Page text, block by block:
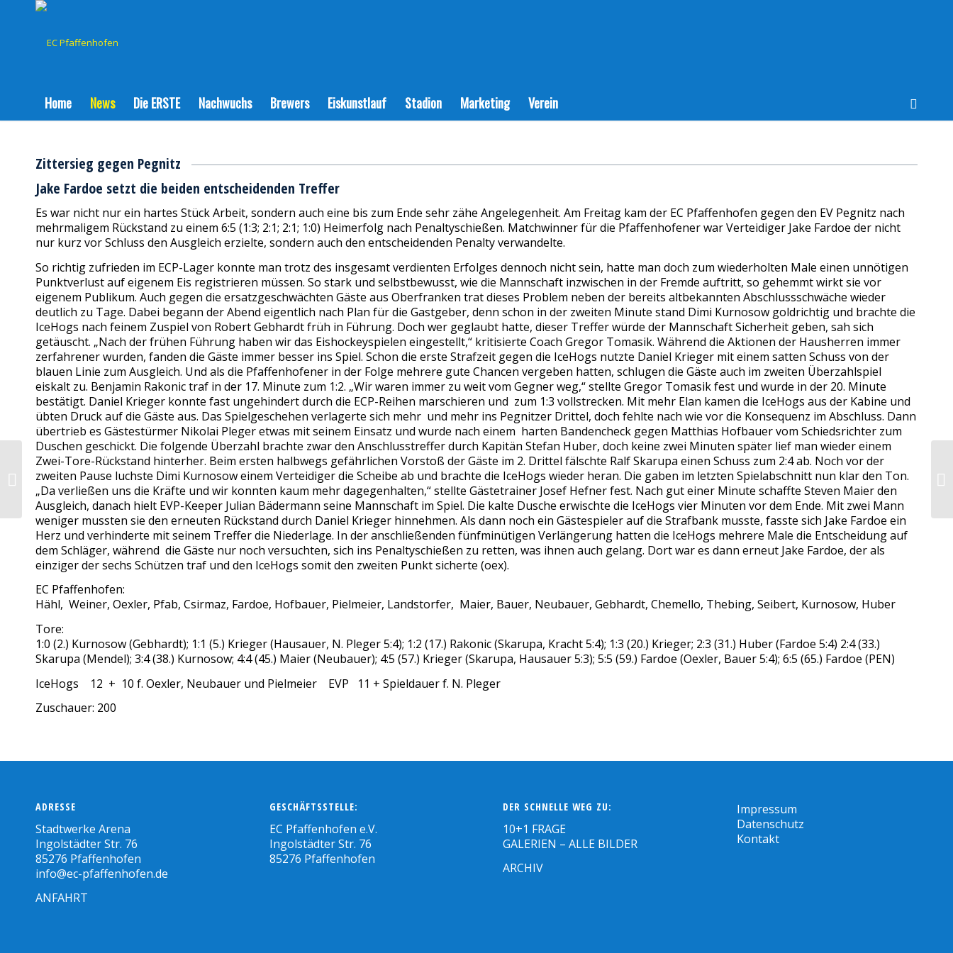
Home News Die ERSTE Nachwuchs Brewers Eiskunstlauf Stadion Marketing Verein
Zittersieg gegen Pegnitz
Jake Fardoe setzt die beiden entscheidenden Treffer
Es war nicht nur ein hartes Stück Arbeit, sondern auch eine bis zum Ende sehr zähe Angelegenheit. Am Freitag kam der EC Pfaffenhofen gegen den EV Pegnitz nach
mehrmaligem Rückstand zu einem 6:5 (1:3; 2:1; 2:1; 1:0) Heimerfolg nach Penaltyschießen. Matchwinner für die Pfaffenhofener war Verteidiger Jake Fardoe der nicht
nur kurz vor Schluss den Ausgleich erzielte, sondern auch den entscheidenden Penalty verwandelte.
So richtig zufrieden im ECP-Lager konnte man trotz des insgesamt verdienten Erfolges dennoch nicht sein, hatte man doch zum wiederholten Male einen unnötigen
Punktverlust auf eigenem Eis registrieren müssen. So stark und selbstbewusst, wie die Mannschaft inzwischen in der Fremde auftritt, so gehemmt wirkt sie vor
eigenem Publikum. Auch gegen die ersatzgeschwächten Gäste aus Oberfranken trat dieses Problem neben der bereits altbekannten Abschlussschwäche wieder
deutlich zu Tage. Dabei begann der Abend eigentlich nach Plan für die Gastgeber, denn schon in der zweiten Minute stand Dimi Kurnosow goldrichtig und brachte die
IceHogs nach feinem Zuspiel von Robert Gebhardt früh in Führung. Doch wer geglaubt hatte, dieser Treffer würde der Mannschaft Sicherheit geben, sah sich
getäuscht. „Nach der frühen Führung haben wir das Eishockeyspielen eingestellt,“ kritisierte Coach Gregor Tomasik. Während die Aktionen der Hausherren immer
zerfahrener wurden, fanden die Gäste immer besser ins Spiel. Schon die erste Strafzeit gegen die IceHogs nutzte Daniel Krieger mit einem satten Schuss von der
blauen Linie zum Ausgleich. Und als die Pfaffenhofener in der Folge mehrere gute Chancen vergeben hatten, schlugen die Gäste auch im zweiten Überzahlspiel
eiskalt zu. Benjamin Rakonic traf in der 17. Minute zum 1:2. „Wir waren immer zu weit vom Gegner weg,“ stellte Gregor Tomasik fest und wurde in der 20. Minute
bestätigt. Daniel Krieger konnte fast ungehindert durch die ECP-Reihen marschieren und zum 1:3 vollstrecken. Mit mehr Elan kamen die IceHogs aus der Kabine und
übten Druck auf die Gäste aus. Das Spielgeschehen verlagerte sich mehr und mehr ins Pegnitzer Drittel, doch fehlte nach wie vor die Konsequenz im Abschluss. Dann
übertrieb es Gästestürmer Nikolai Pleger etwas mit seinem Einsatz und wurde nach einem harten Bandencheck gegen Matthias Hofbauer vom Schiedsrichter zum
Duschen geschickt. Die folgende Überzahl brachte zwar den Anschlusstreffer durch Kapitän Stefan Huber, doch keine zwei Minuten später lief man wieder einem
Zwei-Tore-Rückstand hinterher. Beim ersten halbwegs gefährlichen Vorstoß der Gäste im 2. Drittel fälschte Ralf Skarupa einen Schuss zum 2:4 ab. Noch vor der
zweiten Pause luchste Dimi Kurnosow einem Verteidiger die Scheibe ab und brachte die IceHogs wieder heran. Die gaben im letzten Spielabschnitt nun klar den Ton.
„Da verließen uns die Kräfte und wir konnten kaum mehr dagegenhalten,“ stellte Gästetrainer Josef Hefner fest. Nach gut einer Minute schaffte Steven Maier den
Ausgleich, danach hielt EVP-Keeper Julian Bädermann seine Mannschaft im Spiel. Die kalte Dusche erwischte die IceHogs vier Minuten vor dem Ende. Mit zwei Mann
weniger mussten sie den erneuten Rückstand durch Daniel Krieger hinnehmen. Als dann noch ein Gästespieler auf die Strafbank musste, fasste sich Jake Fardoe ein
Herz und verhinderte mit seinem Treffer die Niederlage. In der anschließenden fünfminütigen Verlängerung hatten die IceHogs mehrere Male die Entscheidung auf
dem Schläger, während die Gäste nur noch versuchten, sich ins Penaltyschießen zu retten, was ihnen auch gelang. Dort war es dann erneut Jake Fardoe, der als
einziger der sechs Schützen traf und den IceHogs somit den zweiten Punkt sicherte (oex).
EC Pfaffenhofen:
Hähl, Weiner, Oexler, Pfab, Csirmaz, Fardoe, Hofbauer, Pielmeier, Landstorfer, Maier, Bauer, Neubauer, Gebhardt, Chemello, Thebing, Seibert, Kurnosow, Huber
Tore:
1:0 (2.) Kurnosow (Gebhardt); 1:1 (5.) Krieger (Hausauer, N. Pleger 5:4); 1:2 (17.) Rakonic (Skarupa, Kracht 5:4); 1:3 (20.) Krieger; 2:3 (31.) Huber (Fardoe 5:4) 2:4 (33.)
Skarupa (Mendel); 3:4 (38.) Kurnosow; 4:4 (45.) Maier (Neubauer); 4:5 (57.) Krieger (Skarupa, Hausauer 5:3); 5:5 (59.) Fardoe (Oexler, Bauer 5:4); 6:5 (65.) Fardoe (PEN)
IceHogs 12 + 10 f. Oexler, Neubauer und Pielmeier EVP 11 + Spieldauer f. N. Pleger
Zuschauer: 200
ADRESSE
Stadtwerke Arena
Ingolstädter Str. 76
85276 Pfaffenhofen
info@ec-pfaffenhofen.de
ANFAHRT
GESCHÄFTSSTELLE:
EC Pfaffenhofen e.V.
Ingolstädter Str. 76
85276 Pfaffenhofen
DER SCHNELLE WEG ZU:
10+1 FRAGE
GALERIEN – ALLE BILDER
ARCHIV
Impressum
Datenschutz
Kontakt
Keine Pause an Weihnachten